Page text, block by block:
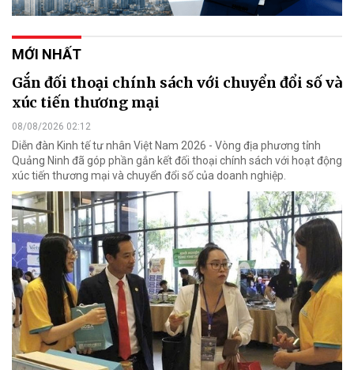
MỚI NHẤT
Gắn đối thoại chính sách với chuyển đổi số và
xúc tiến thương mại
08/08/2026 02:12
Diễn đàn Kinh tế tư nhân Việt Nam 2026 - Vòng địa phương tỉnh
Quảng Ninh đã góp phần gắn kết đối thoại chính sách với hoạt động
xúc tiến thương mại và chuyển đổi số của doanh nghiệp.